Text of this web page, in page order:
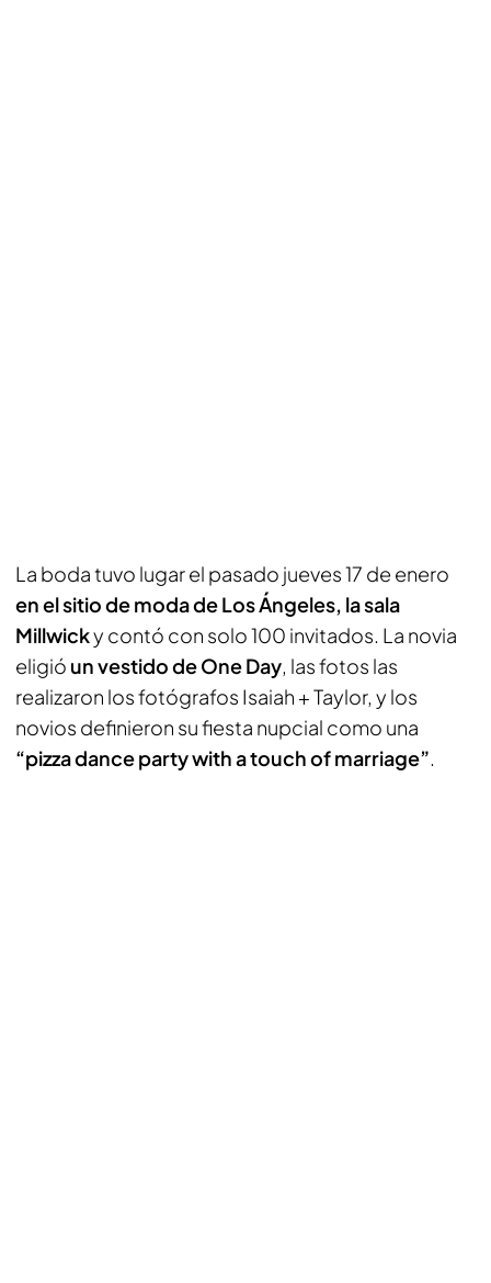
La boda tuvo lugar el pasado jueves 17 de enero
en el sitio de moda de Los Ángeles, la sala
Millwicky contó con solo 100 invitados. La novia
eligió un vestido de One Day, las fotos las
realizaron los fotógrafos Isaiah + Taylor, y los
novios definieron su fiesta nupcial como una
“pizza dance party with a touch of marriage”.